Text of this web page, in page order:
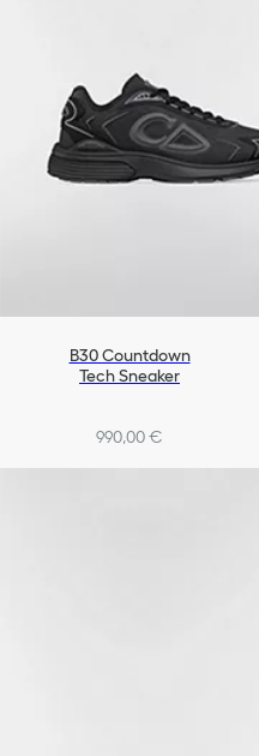
B30 Countdown
Tech Sneaker
990,00 €